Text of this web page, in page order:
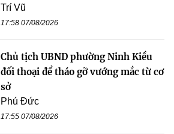
Trí Vũ
17:58 07/08/2026
Chủ tịch UBND phường Ninh Kiều
đối thoại để tháo gỡ vướng mắc từ cơ
sở
Phú Đức
17:55 07/08/2026